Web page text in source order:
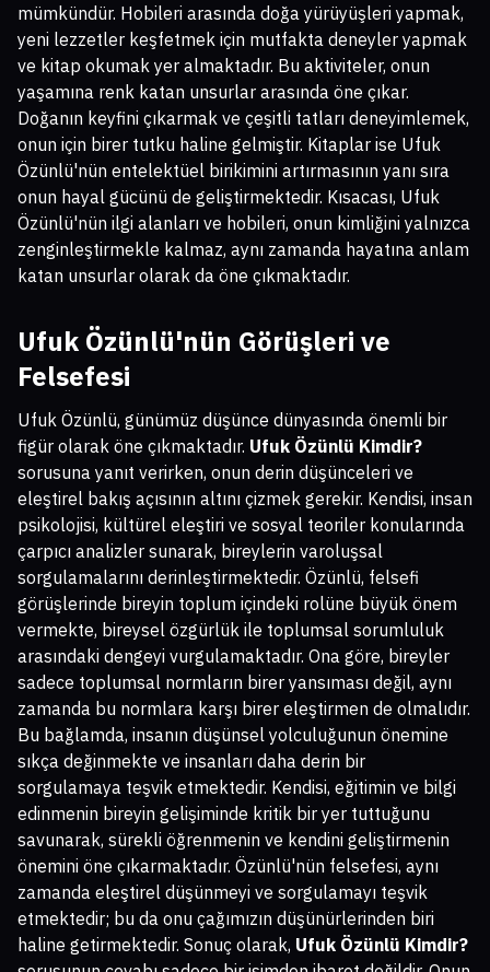
mümkündür. Hobileri arasında doğa yürüyüşleri yapmak,
yeni lezzetler keşfetmek için mutfakta deneyler yapmak
ve kitap okumak yer almaktadır. Bu aktiviteler, onun
yaşamına renk katan unsurlar arasında öne çıkar.
Doğanın keyfini çıkarmak ve çeşitli tatları deneyimlemek,
onun için birer tutku haline gelmiştir. Kitaplar ise Ufuk
Özünlü'nün entelektüel birikimini artırmasının yanı sıra
onun hayal gücünü de geliştirmektedir. Kısacası, Ufuk
Özünlü'nün ilgi alanları ve hobileri, onun kimliğini yalnızca
zenginleştirmekle kalmaz, aynı zamanda hayatına anlam
katan unsurlar olarak da öne çıkmaktadır.
Ufuk Özünlü'nün Görüşleri ve
Felsefesi
Ufuk Özünlü, günümüz düşünce dünyasında önemli bir
figür olarak öne çıkmaktadır. Ufuk Özünlü Kimdir?
sorusuna yanıt verirken, onun derin düşünceleri ve
eleştirel bakış açısının altını çizmek gerekir. Kendisi, insan
psikolojisi, kültürel eleştiri ve sosyal teoriler konularında
çarpıcı analizler sunarak, bireylerin varoluşsal
sorgulamalarını derinleştirmektedir. Özünlü, felsefi
görüşlerinde bireyin toplum içindeki rolüne büyük önem
vermekte, bireysel özgürlük ile toplumsal sorumluluk
arasındaki dengeyi vurgulamaktadır. Ona göre, bireyler
sadece toplumsal normların birer yansıması değil, aynı
zamanda bu normlara karşı birer eleştirmen de olmalıdır.
Bu bağlamda, insanın düşünsel yolculuğunun önemine
sıkça değinmekte ve insanları daha derin bir
sorgulamaya teşvik etmektedir. Kendisi, eğitimin ve bilgi
edinmenin bireyin gelişiminde kritik bir yer tuttuğunu
savunarak, sürekli öğrenmenin ve kendini geliştirmenin
önemini öne çıkarmaktadır. Özünlü'nün felsefesi, aynı
zamanda eleştirel düşünmeyi ve sorgulamayı teşvik
etmektedir; bu da onu çağımızın düşünürlerinden biri
haline getirmektedir. Sonuç olarak, Ufuk Özünlü Kimdir?